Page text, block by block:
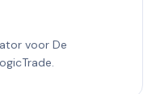
voor De